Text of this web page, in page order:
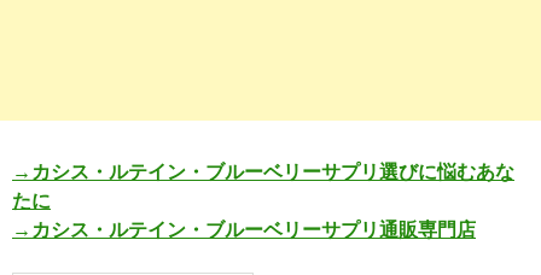
→カシス・ルテイン・ブルーベリーサプリ選びに悩むあな
たに
→カシス・ルテイン・ブルーベリーサプリ通販専門店